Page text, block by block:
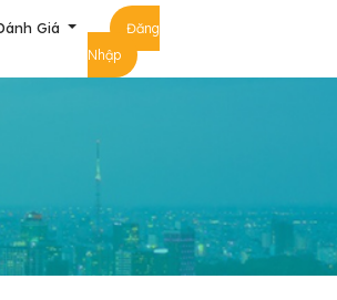
Giá
Đăng
Nhập